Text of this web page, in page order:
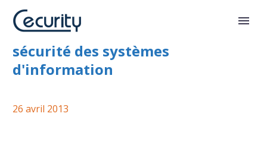
Archivage électronique légal et
sécurité des systèmes
d'information
26 avril 2013